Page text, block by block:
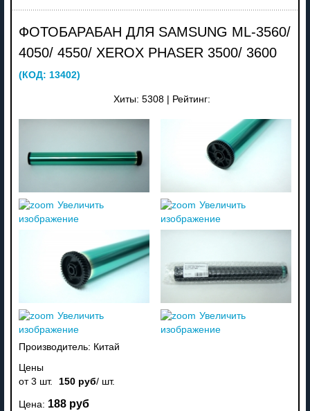
ФОТОБАРАБАН ДЛЯ SAMSUNG ML-3560/
4050/ 4550/ XEROX PHASER 3500/ 3600
(КОД: 13402)
Хиты: 5308 Рейтинг:
Увеличить
изображение
Увеличить
изображение
Увеличить
изображение
Увеличить
изображение
Производитель: Китай
Цены
от 3 шт.
150 руб/ шт.
Цена: 188 руб